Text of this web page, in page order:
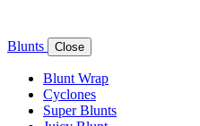
Blunts Close
Blunt Wrap
Cyclones
Super Blunts